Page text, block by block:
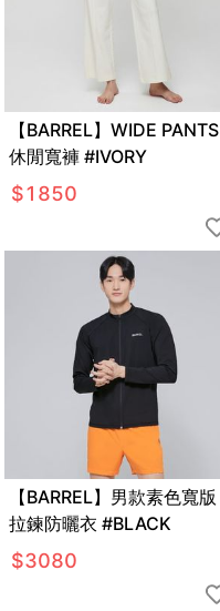
【BARREL】WIDE PANTS
休閒寬褲 #IVORY
$1850
【BARREL】男款素色寬版
拉鍊防曬衣 #BLACK
$3080